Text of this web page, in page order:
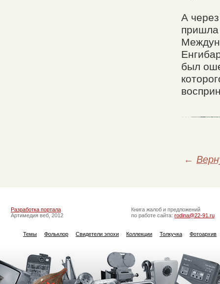
А
пришла
был
←
Разработка портала
Артимедия веб, 2012
Книга жалоб и предложений
по работе сайта: rodina@22-91.ru
Темы Фольклор Свидетели эпохи Коллекции Толкучка Фотоархив